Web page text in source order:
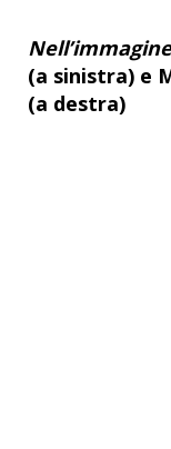
(a sinistra) e
(a destra)